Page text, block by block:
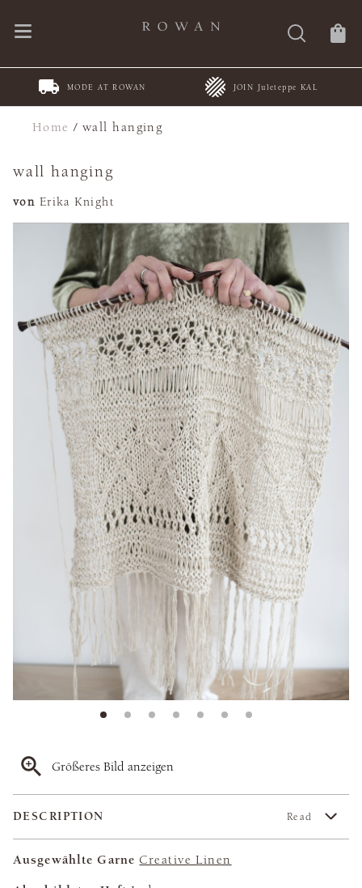
MODE AT ROWAN JOIN Juleteppe KAL
Home /wall hanging
wall hanging
von Erika Knight
Größeres Bild anzeigen
DESCRIPTION Read
Ausgewählte Garne Creative Linen